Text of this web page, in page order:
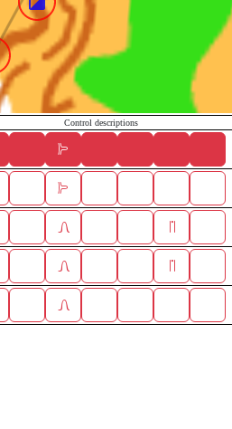
Control descriptions